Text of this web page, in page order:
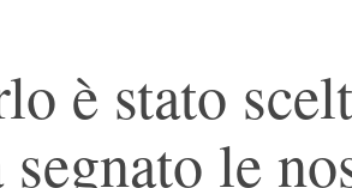
è stato
segnato le